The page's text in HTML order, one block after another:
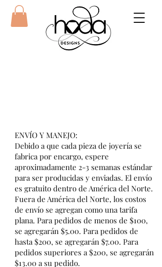
ENVÍO Y MANEJO:
Debido a que cada pieza de joyería se
fabrica por encargo, espere
aproximadamente 2-3 semanas estándar
para ser producidas y enviadas. El envío
es gratuito dentro de América del Norte.
Fuera de América del Norte, los costos
de envío se agregan como una tarifa
plana. Para pedidos de menos de $100,
se agregarán $5.00. Para pedidos de
hasta $200, se agregarán $7.00. Para
pedidos superiores a $200, se agregarán
$13.00 a su pedido.